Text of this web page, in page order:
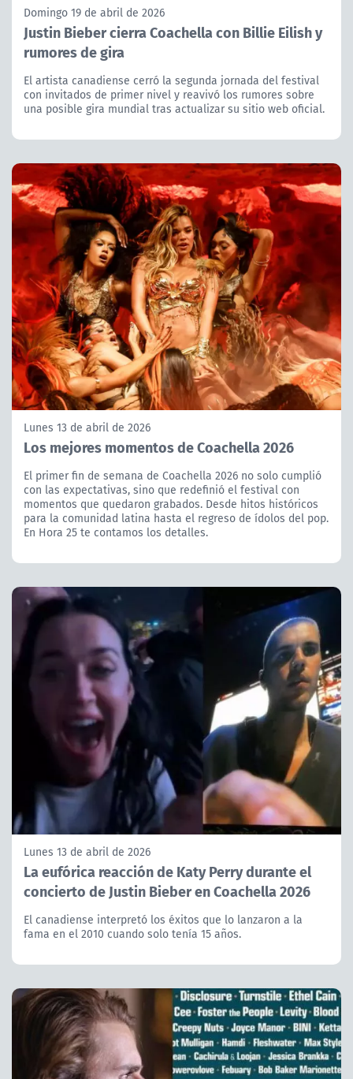
Domingo 19 de abril de 2026
Justin Bieber cierra Coachella con Billie Eilish y
rumores de gira
El artista canadiense cerró la segunda jornada del festival
con invitados de primer nivel y reavivó los rumores sobre
una posible gira mundial tras actualizar su sitio web oficial.
Lunes 13 de abril de 2026
Los mejores momentos de Coachella 2026
El primer fin de semana de Coachella 2026 no solo cumplió
con las expectativas, sino que redefinió el festival con
momentos que quedaron grabados. Desde hitos históricos
para la comunidad latina hasta el regreso de ídolos del pop.
En Hora 25 te contamos los detalles.
Lunes 13 de abril de 2026
La eufórica reacción de Katy Perry durante el
concierto de Justin Bieber en Coachella 2026
El canadiense interpretó los éxitos que lo lanzaron a la
fama en el 2010 cuando solo tenía 15 años.